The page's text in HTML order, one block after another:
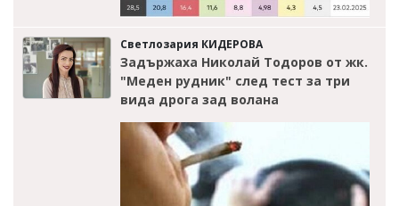
Светлозария КИДЕРОВА
Задържаха Николай Тодоров от жк.
"Меден рудник" след тест за три
вида дрога зад волана